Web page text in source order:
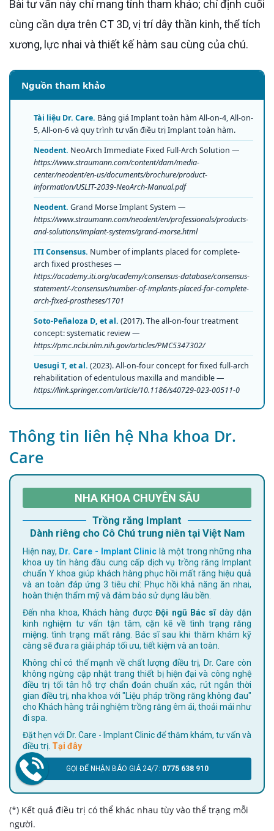
Bài tư vấn này chỉ mang tính tham khảo; chỉ định cuối
cùng cần dựa trên CT 3D, vị trí dây thần kinh, thể tích
xương, lực nhai và thiết kế hàm sau cùng của chú.
Nguồn tham khảo
Tài liệu Dr. Care. Bảng giá Implant toàn hàm All-on-4, All-on-
5, All-on-6 và quy trình tư vấn điều trị Implant toàn hàm.
Neodent. NeoArch Immediate Fixed Full-Arch Solution —
https://www.straumann.com/content/dam/media-
center/neodent/en-us/documents/brochure/product-
information/USLIT-2039-NeoArch-Manual.pdf
Neodent. Grand Morse Implant System —
https://www.straumann.com/neodent/en/professionals/products-
and-solutions/implant-systems/grand-morse.html
ITI Consensus. Number of implants placed for complete-
arch fixed prostheses —
https://academy.iti.org/academy/consensus-database/consensus-
statement/-/consensus/number-of-implants-placed-for-complete-
arch-fixed-prostheses/1701
Soto-Peñaloza D, et al. (2017). The all-on-four treatment
concept: systematic review —
https://pmc.ncbi.nlm.nih.gov/articles/PMC5347302/
Uesugi T, et al. (2023). All-on-four concept for fixed full-arch
rehabilitation of edentulous maxilla and mandible —
https://link.springer.com/article/10.1186/s40729-023-00511-0
Thông tin liên hệ Nha khoa Dr.
Care
NHA KHOA CHUYÊN SÂU
Trồng răng Implant
Dành riêng cho Cô Chú trung niên tại Việt Nam
Hiện nay, Dr. Care - Implant Clinic là một trong những nha
khoa uy tín hàng đầu cung cấp dịch vụ trồng răng Implant
chuẩn Y khoa giúp khách hàng phục hồi mất răng hiệu quả
và an toàn đáp ứng 3 tiêu chí: Phục hồi khả năng ăn nhai,
hoàn thiện thẩm mỹ và đảm bảo sử dụng lâu bền.
Đến nha khoa, Khách hàng đượcĐội ngũ Bác sĩdày dặn
kinh nghiệm tư vấn tận tâm, cặn kẽ về tình trạng răng
miệng. tình trạng mất răng. Bác sĩ sau khi thăm khám kỹ
càng sẽ đưa ra giải pháp tối ưu, tiết kiệm và an toàn.
Không chỉ có thế mạnh về chất lượng điều trị, Dr. Care còn
không ngừng cập nhật trang thiết bị hiện đại và công nghệ
điều trị tối tân hỗ trợ chẩn đoán chuẩn xác, rút ngắn thời
gian điều trị, nha khoa với "Liệu pháp trồng răng không đau"
cho Khách hàng trải nghiệm trồng răng êm ái, thoải mái như
đi spa.
Đặt hẹn với Dr. Care - Implant Clinic để thăm khám, tư vấn và
điều trị. Tại đây
GỌI ĐỂ NHẬN BÁO GIÁ 24/7: 0775 638 910
(*) Kết quả điều trị có thể khác nhau tùy vào thể trạng mỗi
người.